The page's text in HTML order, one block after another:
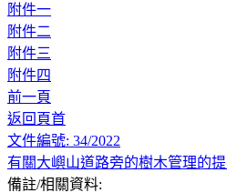
附件一
附件二
附件三
附件四
前一頁
返回頁首
文件編號: 34/2022
有關大嶼山道路旁的樹木管理的提
備註/相關資料: